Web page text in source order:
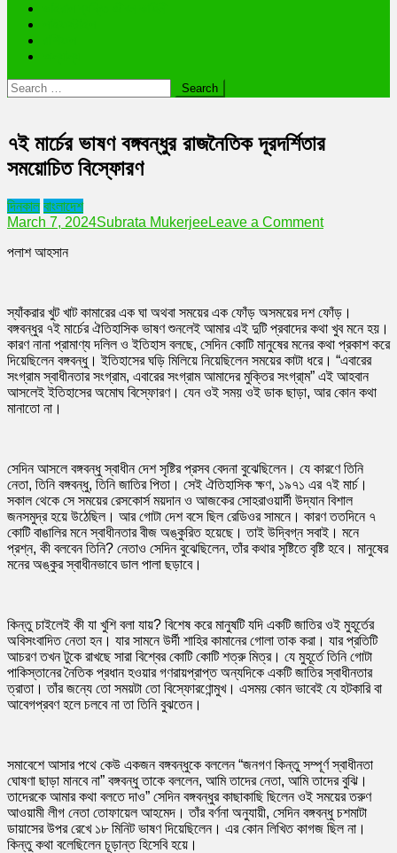
Search
for:
৭ই মার্চের ভাষণ বঙ্গবন্ধুর রাজনৈতিক দূরদর্শিতার
সময়োচিত বিস্ফোরণ
দিনকাল বাংলাদেশ
March 7, 2024Subrata MukerjeeLeave a Commenton
দূরদর্শিতার
সময়োচিত
বিস্ফোরণ
পলাশ আহসান
স্যাঁকরার খুট খাট কামারের এক ঘা অথবা সময়ের এক ফোঁড় অসময়ের দশ ফোঁড়।
বঙ্গবন্ধুর ৭ই মার্চের ঐতিহাসিক ভাষণ শুনলেই আমার এই দুটি প্রবাদের কথা খুব মনে হয়।
কারণ নানা প্রামাণ্য দলিল ও ইতিহাস বলছে, সেদিন কোটি মানুষের মনের কথা প্রকাশ করে
দিয়েছিলেন বঙ্গবন্ধু। ইতিহাসের ঘড়ি মিলিয়ে নিয়েছিলেন সময়ের কাটা ধরে। “এবারের
সংগ্রাম স্বাধীনতার সংগ্রাম, এবারের সংগ্রাম আমাদের মুক্তির সংগ্রা্ম” এই আহবান
আসলেই ইতিহাসের অমোঘ বিস্ফোরণ। যেন ওই সময় ওই ডাক ছাড়া, আর কোন কথা
মানাতো না।
সেদিন আসলে বঙ্গবন্ধু স্বাধীন দেশ সৃষ্টির প্রসব বেদনা বুঝেছিলেন। যে কারণে তিনি
নেতা, তিনি বঙ্গবন্ধু, তিনি জাতির পিতা। সেই ঐতিহাসিক ক্ষণ, ১৯৭১ এর ৭ই মার্চ।
সকাল থেকে সে সময়ের রেসকোর্স ময়দান ও আজকের সোহরাওয়ার্দী উদ্যান বিশাল
জনসমুদ্র হয়ে উঠেছিল। আর গোটা দেশ বসে ছিল রেডিওর সামনে। কারণ ততদিনে ৭
কোটি বাঙালির মনে স্বাধীনতার বীজ অঙ্কুরিত হয়েছে। তাই উদ্বিগ্ন সবাই। মনে
প্রশ্ন, কী বলবেন তিনি? নেতাও সেদিন বুঝেছিলেন, তাঁর কথার সৃষ্টিতে বৃষ্টি হবে। মানুষের
মনের অঙ্কুর স্বাধীনভাবে ডাল পালা ছড়াবে।
কিন্তু চাইলেই কী যা খুশি বলা যায়? বিশেষ করে মানুষটি যদি একটি জাতির ওই মুহূর্তের
অবিসংবাদিত নেতা হন। যার সামনে উর্দী শাহির কামানের গোলা তাক করা। যার প্রতিটি
আচরণ তখন টুকে রাখছে সারা বিশ্বের কোটি কোটি শত্রু মিত্র। যে মুহূর্তে তিনি গোটা
পাকিস্তানের নৈতিক প্রধান হওয়ার গণরায়প্রাপ্ত অন্যদিকে একটি জাতির স্বাধীনতার
ত্রাতা। তাঁর জন্যে তো সময়টা তো বিস্ফোরণোন্মুখ। এসময় কোন ভাবেই যে হটকারি বা
আবেগপ্রবণ হলে চলবে না তা তিনি বুঝতেন।
সমাবেশে আসার পথে কেউ একজন বঙ্গবন্ধুকে বললেন “জনগণ কিন্তু সম্পূর্ণ স্বাধীনতা
ঘোষণা ছাড়া মানবে না” বঙ্গবন্ধু তাকে বললেন, আমি তাদের নেতা, আমি তাদের বুঝি।
তাদেরকে আমার কথা বলতে দাও” সেদিন বঙ্গবন্ধুর কাছাকাছি ছিলেন ওই সময়ের তরুণ
আওয়ামী লীগ নেতা তোফায়েল আহমেদ। তাঁর বর্ণনা অনুযায়ী, সেদিন বঙ্গবন্ধু চশমাটা
ডায়াসের উপর রেখে ১৮ মিনিট ভাষণ দিয়েছিলেন। এর কোন লিখিত কাগজ ছিল না।
কিন্তু কথা বলেছিলেন চূড়ান্ত হিসেবি হয়ে।